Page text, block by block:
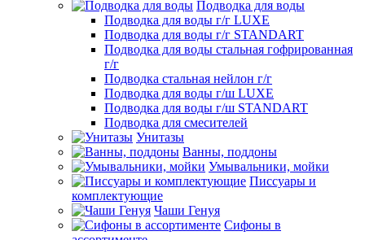
Подводка для воды
Подводка для воды г/г LUXE
Подводка для воды г/г STANDART
Подводка для воды стальная гофрированная
г/г
Подводка стальная нейлон г/г
Подводка для воды г/ш LUXE
Подводка для воды г/ш STANDART
Подводка для смесителей
Унитазы
Ванны, поддоны
Умывальники, мойки
Писсуары и
комплектующие
Чаши Генуя
Сифоны в